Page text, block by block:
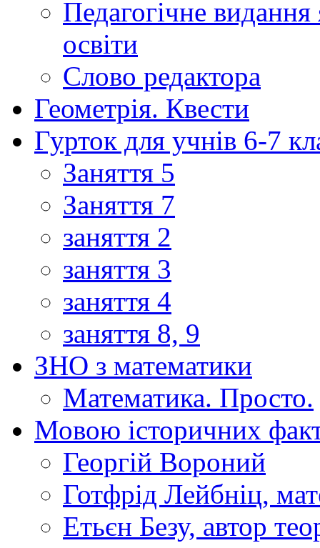
Педагогічне
освіти
Слово редактора
Геометрія. Квести
Гурток для учнів 6-7
Заняття 5
Заняття 7
заняття 2
заняття 3
заняття 4
заняття 8, 9
ЗНО з математики
Математика. Просто.
Мовою історичних
Георгій Вороний
Готфрід Лейбніц,
Етьєн Безу, автор